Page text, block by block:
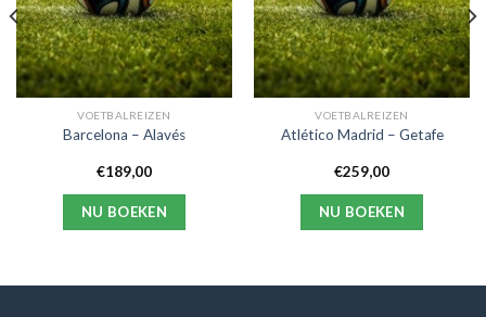
VOETBALREIZEN
Barcelona – Alavés
€189,00
NU BOEKEN
VOETBALREIZEN
Atlético Madrid – Getafe
€259,00
NU BOEKEN